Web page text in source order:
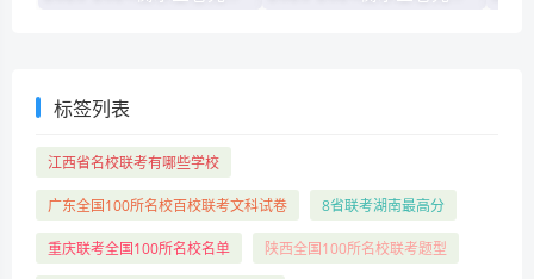
标签列表
江西省名校联考有哪些学校
广东全国100所名校百校联考文科试卷 8省联考湖南最高分
重庆联考全国100所名校名单 陕西全国100所名校联考题型